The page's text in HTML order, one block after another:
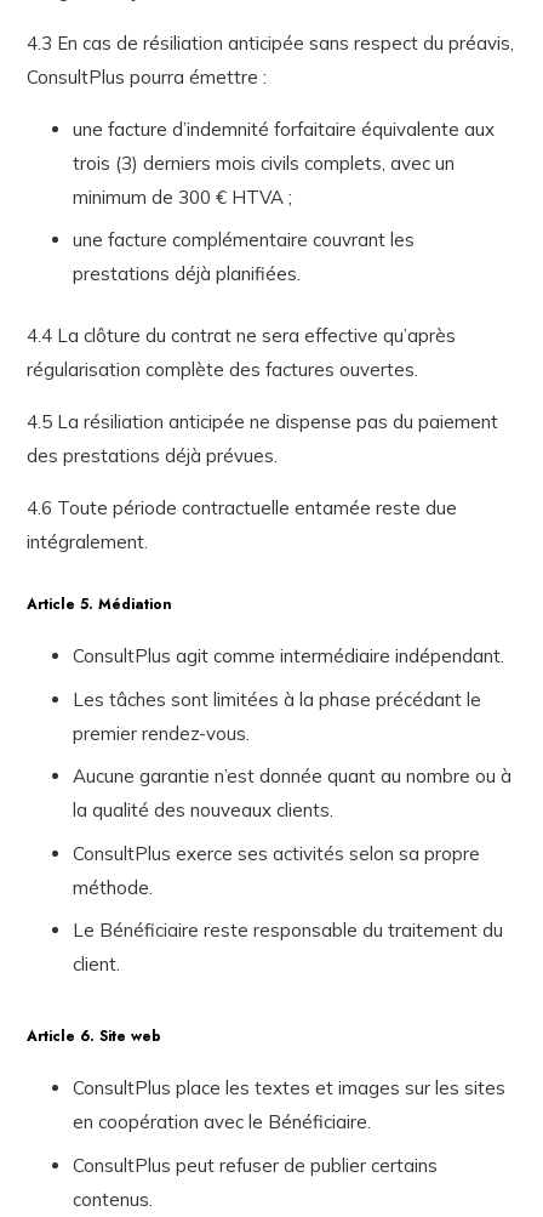
4.3 En cas de résiliation anticipée sans respect du préavis,
ConsultPlus pourra émettre :
une facture d’indemnité forfaitaire équivalente aux
trois (3) derniers mois civils complets, avec un
minimum de 300 € HTVA ;
une facture complémentaire couvrant les
prestations déjà planifiées.
4.4 La clôture du contrat ne sera effective qu’après
régularisation complète des factures ouvertes.
4.5 La résiliation anticipée ne dispense pas du paiement
des prestations déjà prévues.
4.6 Toute période contractuelle entamée reste due
intégralement.
Article 5. Médiation
ConsultPlus agit comme intermédiaire indépendant.
Les tâches sont limitées à la phase précédant le
premier rendez-vous.
Aucune garantie n’est donnée quant au nombre ou à
la qualité des nouveaux clients.
ConsultPlus exerce ses activités selon sa propre
méthode.
Le Bénéficiaire reste responsable du traitement du
client.
Article 6. Site web
ConsultPlus place les textes et images sur les sites
en coopération avec le Bénéficiaire.
ConsultPlus peut refuser de publier certains
contenus.